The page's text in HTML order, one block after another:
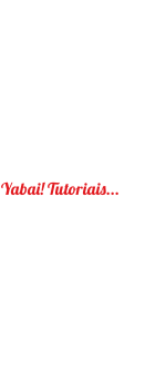
Yabai! Tutoriais...